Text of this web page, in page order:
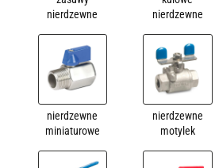
nierdzewne
nierdzewne
nierdzewne
miniaturowe
nierdzewne
motylek